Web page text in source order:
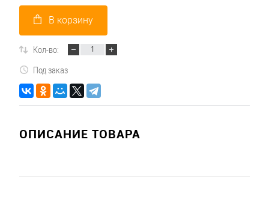
В корзину
Кол-во:
Под заказ
ОПИСАНИЕ ТОВАРА